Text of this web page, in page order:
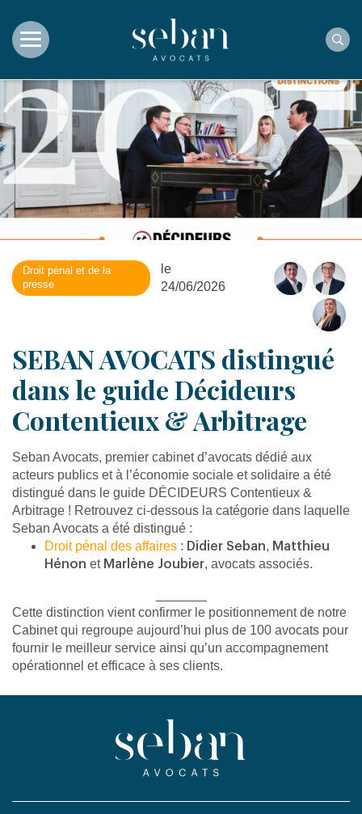
Droit pénal et de la
presse
le
24/06/2026
SEBAN AVOCATS distingué
dans le guide Décideurs
Contentieux & Arbitrage
Seban Avocats, premier cabinet d’avocats dédié aux
acteurs publics et à l’économie sociale et solidaire a été
distingué dans le guide DÉCIDEURS Contentieux &
Arbitrage ! Retrouvez ci-dessous la catégorie dans laquelle
Seban Avocats a été distingué :
Droit pénal des affaires : Didier Seban, Matthieu
Hénon et Marlène Joubier, avocats associés.
Cette distinction vient confirmer le positionnement de notre
Cabinet qui regroupe aujourd’hui plus de 100 avocats pour
fournir le meilleur service ainsi qu’un accompagnement
opérationnel et efficace à ses clients.